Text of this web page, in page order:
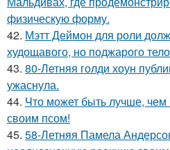
физическую форму.
42. Мэтт Деймон для роли
худощавого, но поджарого
43. 80-Летняя голди хоун
ужаснула.
44. Что может быть лучше, чем
своим псом!
45. 58-Летняя Памела